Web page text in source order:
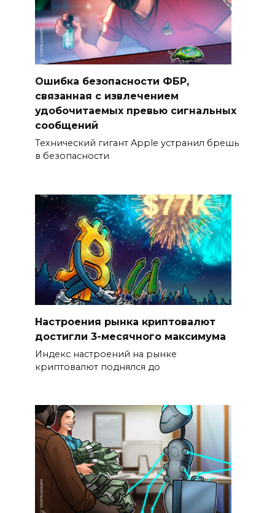
Ошибка безопасности ФБР,
связанная с извлечением
удобочитаемых превью сигнальных
сообщений
Технический гигант Apple устранил брешь
в безопасности
Настроения рынка криптовалют
достигли 3-месячного максимума
Индекс настроений на рынке
криптовалют поднялся до